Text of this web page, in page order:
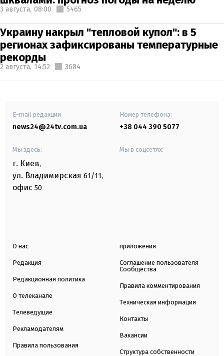
3 августа, 08:00 5465
Украину накрыл "тепловой купол": в 5
регионах зафиксированы температурные
рекорды
2 августа, 14:52 3684
E-mail редакции
news24@24tv.com.ua
Номер телефона:
+38 044 390 5077
Мы здесь:
г. Киев,
ул. Владимирская 61/11,
офис 50
Мы в соцсетях:
О нас
Редакция
Редакционная политика
О телеканале
Телеведущие
Рекламодателям
Правила пользования
приложения
Соглашение пользователя
Сообщества
Правила комментирования
Техническая информация
Контакты
Вакансии
Структура собственности